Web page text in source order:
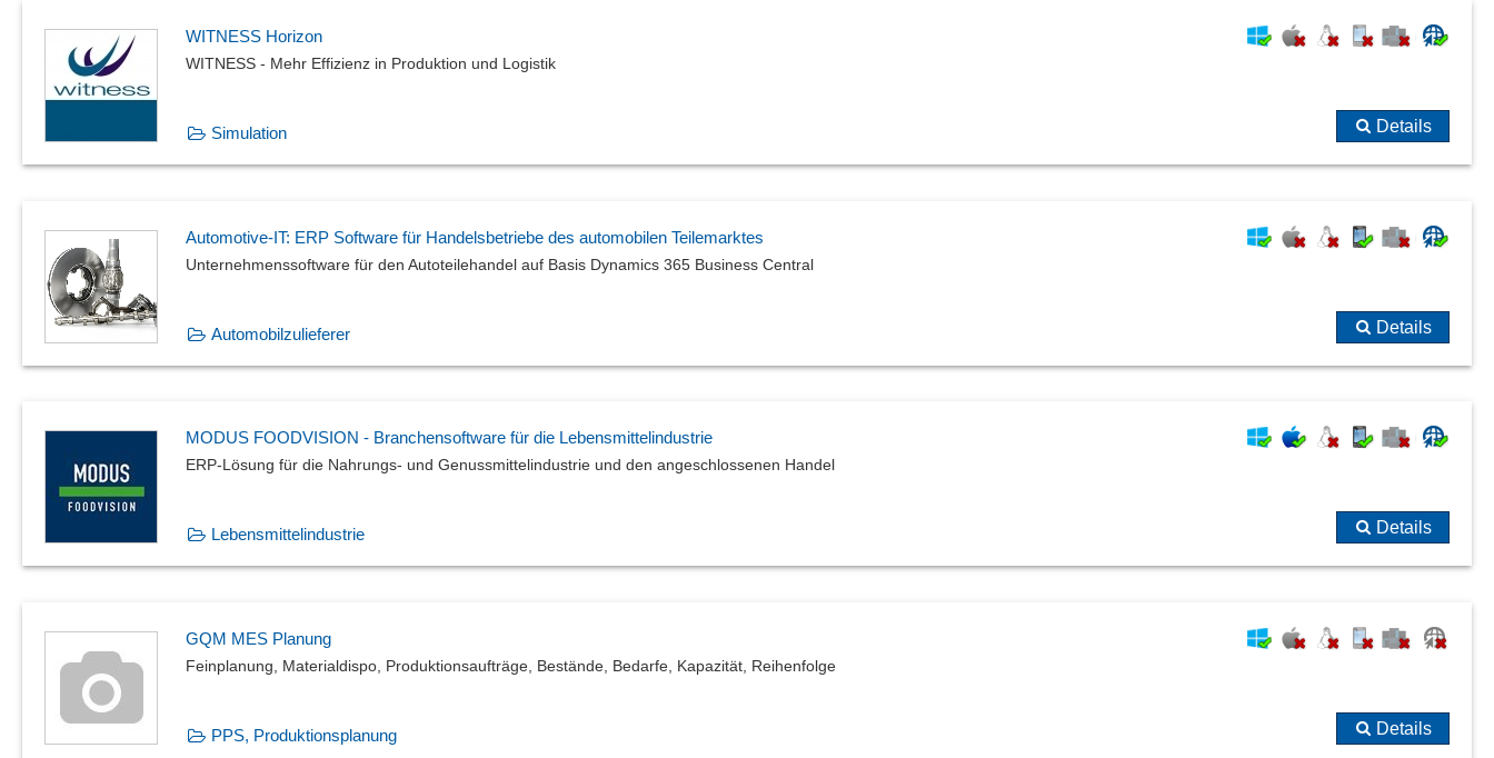
WITNESS Horizon
WITNESS - Mehr Effizienz in Produktion und Logistik
Simulation Details
Automotive-IT: ERP Software für Handelsbetriebe des automobilen Teilemarktes
Unternehmenssoftware für den Autoteilehandel auf Basis Dynamics 365 Business Central
Automobilzulieferer Details
MODUS FOODVISION - Branchensoftware für die Lebensmittelindustrie
ERP-Lösung für die Nahrungs- und Genussmittelindustrie und den angeschlossenen Handel
Lebensmittelindustrie Details
GQM MES Planung
Feinplanung, Materialdispo, Produktionsaufträge, Bestände, Bedarfe, Kapazität, Reihenfolge
PPS, Produktionsplanung Details